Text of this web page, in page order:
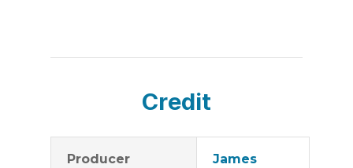
Credit
Producer
James